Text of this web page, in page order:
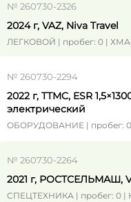
№ 260730-2326
2024 г, VAZ, Niva Travel
ЛЕГКОВОЙ | пробег: 0 |
№ 260730-2294
2022 г, TTMC, ESR
электрический
ОБОРУДОВАНИЕ | пробег:
№ 260730-2264
2021 г, РОСТСЕЛЬМАШ,
СПЕЦТЕХНИКА | пробег: 0 |